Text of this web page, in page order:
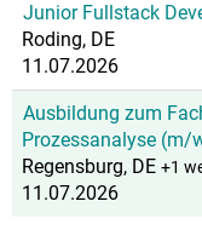
Junior Fullstack
Roding, DE
11.07.2026
Ausbildung zum
Prozessanalyse (m/
Regensburg, DE +1
11.07.2026